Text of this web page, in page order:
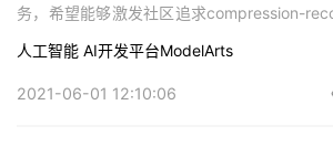
务，希望能够激发社区追求compression-
人工智能 AI开发平台ModelArts
2021-06-01 12:10:06